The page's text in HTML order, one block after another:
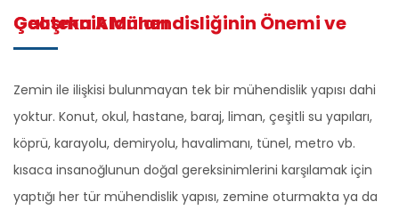
Geoteknik Mühendisliğinin Önemi ve Çalışma Alanları
Zemin ile ilişkisi bulunmayan tek bir mühendislik yapısı dahi
yoktur. Konut, okul, hastane, baraj, liman, çeşitli su yapıları,
köprü, karayolu, demiryolu, havalimanı, tünel, metro vb.
kısaca insanoğlunun doğal gereksinimlerini karşılamak için
yaptığı her tür mühendislik yapısı, zemine oturmakta ya da